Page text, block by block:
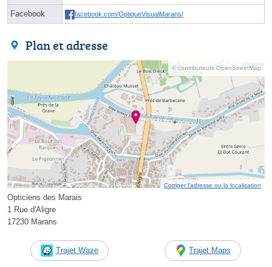
Facebook facebook.com/OptiqueVisualMarans/
Plan et adresse
© contributeurs OpenStreetMap
Corriger l’adresse ou la localisation
Opticiens des Marais
1 Rue d'Aligre
17230 Marans
Trajet Waze Trajet Maps